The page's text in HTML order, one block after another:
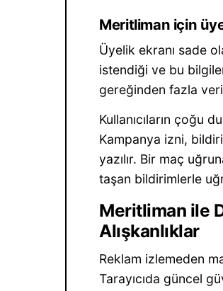
Meritliman için
Üyelik ekranı sade
istendiği ve bu
gereğinden fazla
Kullanıcıların çoğu
Kampanya izni,
yazılır. Bir maç
taşan bildirimlerle
Meritliman ile
Alışkanlıklar
Reklam izlemeden
Tarayıcıda güncel